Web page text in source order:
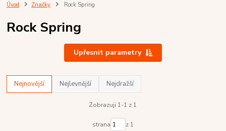
Úvod Značky Rock Spring
Rock Spring
Upřesnit parametry
Nejnovější Nejlevnější Nejdražší
Zobrazuji 1-1 z 1
strana z 1